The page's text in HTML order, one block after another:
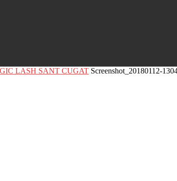
LASH SANT CUGAT Screenshot_20180112-